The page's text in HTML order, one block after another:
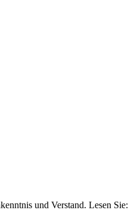
und Verstand. Lesen Sie: